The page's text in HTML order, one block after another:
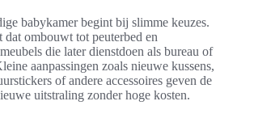
babykamer begint bij slimme keuzes.
dat ombouwt tot peuterbed en
die later dienstdoen als bureau of
aanpassingen zoals nieuwe kussens,
of andere accessoires geven de
uitstraling zonder hoge kosten.